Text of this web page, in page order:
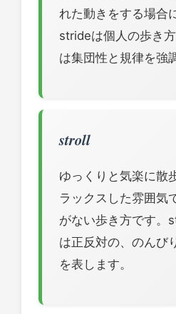
れた動きをする場合
strideは個人の歩き
は集団性と規律を強
stroll
ゆっくりと気楽に散
ラックスした雰囲気
がない歩き方です。
は正反対の、のんび
を表します。